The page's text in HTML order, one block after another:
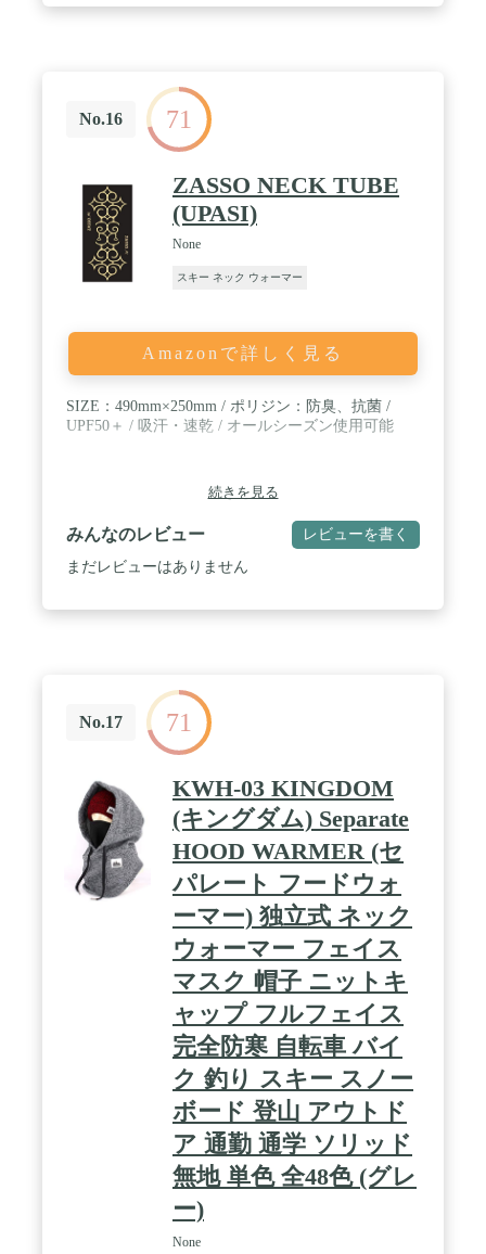
No.16 71
ZASSO NECK TUBE
(UPASI)
None
スキー ネック ウォーマー
Amazonで詳しく見る
SIZE：490mm×250mm / ポリジン：防臭、抗菌 /
UPF50＋ / 吸汗・速乾 / オールシーズン使用可能
続きを見る
みんなのレビュー レビューを書く
まだレビューはありません
No.17 71
KWH-03 KINGDOM
(キングダム) Separate
HOOD WARMER (セ
パレート フードウォ
ーマー) 独立式 ネック
ウォーマー フェイス
マスク 帽子 ニットキ
ャップ フルフェイス
完全防寒 自転車 バイ
ク 釣り スキー スノー
ボード 登山 アウトド
ア 通勤 通学 ソリッド
無地 単色 全48色 (グレ
ー)
None